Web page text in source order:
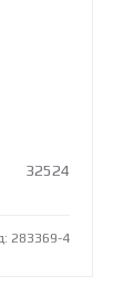
32524
283369-4